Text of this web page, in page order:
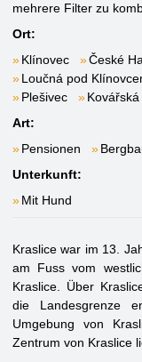
mehrere Filter zu
Ort:
Klínovec
České
Loučná pod
Plešivec
Kovářská
Art:
Pensionen
Unterkunft:
Mit Hund
Kraslice war im 13.
am Fuss vom
Kraslice. Über
die Landesgrenze
Umgebung von
Zentrum von Kraslice